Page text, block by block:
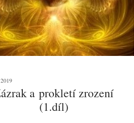
a prokletí zrození
(1.díl)